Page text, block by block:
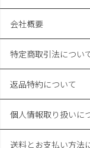
会社概要
特定商取引法につい
返品特約について
個人情報取り扱いに
送料とお支払い方法